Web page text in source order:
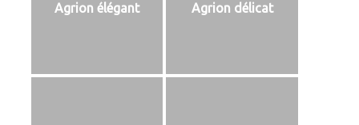
Agrion élégant Agrion délicat